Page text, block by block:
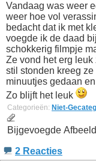
Vandaag was weer
weer hoe vol
bedacht dat ik met
voegde ik de daad
schokkerig filmpje
Ze vond het erg
stil stonden kreeg
minuutjes gedaan
Zo blijft het leuk
Categorieën: Niet-
Bijgevoegde
2 Reacties